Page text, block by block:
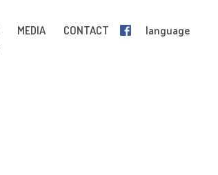
MEDIA CONTACT language